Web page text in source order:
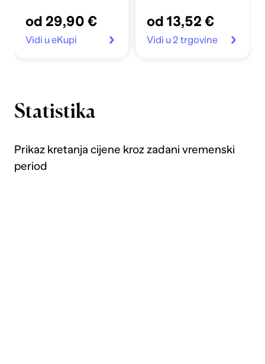
od 29,90 €
Vidi u eKupi
od 13,52 €
Vidi u 2 trgovine
Statistika
Prikaz kretanja cijene kroz zadani vremenski
period